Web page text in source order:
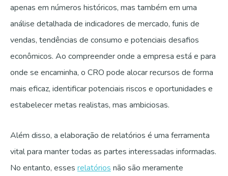
apenas em números históricos, mas também em uma
análise detalhada de indicadores de mercado, funis de
vendas, tendências de consumo e potenciais desafios
econômicos. Ao compreender onde a empresa está e para
onde se encaminha, o CRO pode alocar recursos de forma
mais eficaz, identificar potenciais riscos e oportunidades e
estabelecer metas realistas, mas ambiciosas.
Além disso, a elaboração de relatórios é uma ferramenta
vital para manter todas as partes interessadas informadas.
No entanto, esses relatórios não são meramente